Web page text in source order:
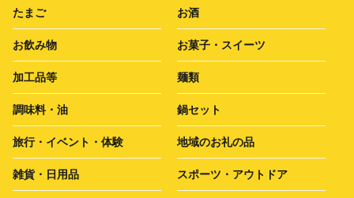
たまご お酒
お飲み物 お菓子・スイーツ
加工品等 麺類
調味料・油 鍋セット
旅行・イベント・体験 地域のお礼の品
雑貨・日用品 スポーツ・アウトドア